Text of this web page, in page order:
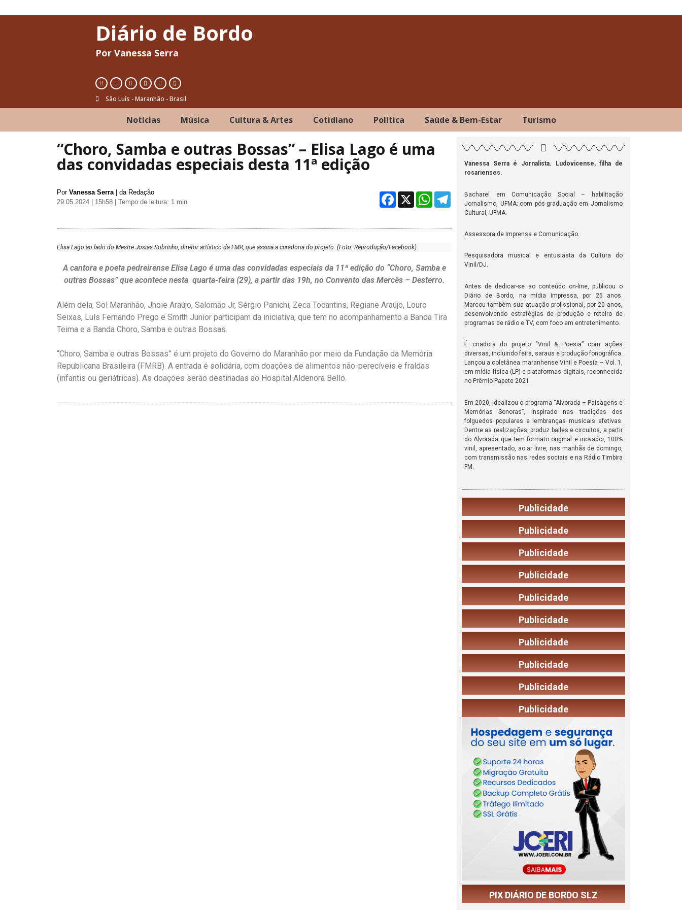
Diário de Bordo
Por Vanessa Serra
São Luís - Maranhão - Brasil
Notícias Música Cultura & Artes Cotidiano Política Saúde & Bem-Estar Turismo
“Choro, Samba e outras Bossas” – Elisa Lago é uma
das convidadas especiais desta 11ª edição
Por Vanessa Serra| da Redação
29.05.2024 | 15h58
| Tempo de leitura: 1 min Facebook
X WhatsApp
Telegram
Elisa Lago ao lado do Mestre Josias Sobrinho, diretor artístico da FMR, que assina a curadoria do projeto. (Foto: Reprodução/Facebook)
A cantora e poeta pedreirense Elisa Lago é uma das convidadas especiais da 11ª edição do “Choro, Samba e
outras Bossas” que acontece nesta quarta-feira (29), a partir das 19h, no Convento das Mercês – Desterro.
Além dela, Sol Maranhão, Jhoie Araújo, Salomão Jr, Sérgio Panichi, Zeca Tocantins, Regiane Araújo, Louro
Seixas, Luís Fernando Prego e Smith Junior participam da iniciativa, que tem no acompanhamento a Banda Tira
Teima e a Banda Choro, Samba e outras Bossas.
“Choro, Samba e outras Bossas” é um projeto do Governo do Maranhão por meio da Fundação da Memória
Republicana Brasileira (FMRB). A entrada é solidária, com doações de alimentos não-perecíveis e fraldas
(infantis ou geriátricas). As doações serão destinadas ao Hospital Aldenora Bello.
Vanessa Serra é Jornalista. Ludovicense, filha de
rosarienses.
Bacharel em Comunicação Social – habilitação
Jornalismo, UFMA; com pós-graduação em Jornalismo
Cultural, UFMA.
Assessora de Imprensa e Comunicação.
Pesquisadora musical e entusiasta da Cultura do
Vinil/DJ.
Antes de dedicar-se ao conteúdo on-line, publicou o
Diário de Bordo, na mídia impressa, por 25 anos.
Marcou também sua atuação profissional, por 20 anos,
desenvolvendo estratégias de produção e roteiro de
programas de rádio e TV, com foco em entretenimento.
É criadora do projeto “Vinil & Poesia” com ações
diversas, incluindo feira, saraus e produção fonográfica.
Lançou a coletânea maranhense Vinil e Poesia – Vol. 1,
em mídia física (LP) e plataformas digitais, reconhecida
no Prêmio Papete 2021.
Em 2020, idealizou o programa “Alvorada – Paisagens e
Memórias Sonoras”, inspirado nas tradições dos
folguedos populares e lembranças musicais afetivas.
Dentre as realizações, produz bailes e circuitos, a partir
do Alvorada que tem formato original e inovador, 100%
vinil, apresentado, ao ar livre, nas manhãs de domingo,
com transmissão nas redes sociais e na Rádio Timbira
FM.
Publicidade
Publicidade
Publicidade
Publicidade
Publicidade
Publicidade
Publicidade
Publicidade
Publicidade
Publicidade
PIX DIÁRIO DE BORDO SLZ